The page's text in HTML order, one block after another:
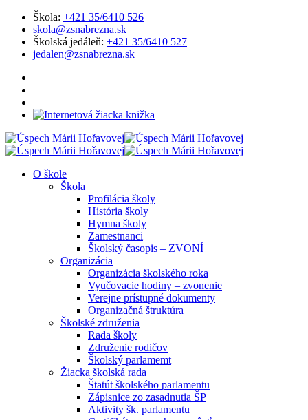
Škola: +421 35/6410 526
skola@zsnabrezna.sk
Školská jedáleň: +421 35/6410 527
jedalen@zsnabrezna.sk
O škole
Škola
Profilácia školy
História školy
Hymna školy
Zamestnanci
Školský časopis – ZVONÍ
Organizácia
Organizácia školského roka
Vyučovacie hodiny – zvonenie
Verejne prístupné dokumenty
Organizačná štruktúra
Školské združenia
Rada školy
Združenie rodičov
Školský parlamemt
Žiacka školská rada
Štatút školského parlamentu
Zápisnice zo zasadnutia ŠP
Aktivity šk. parlamentu